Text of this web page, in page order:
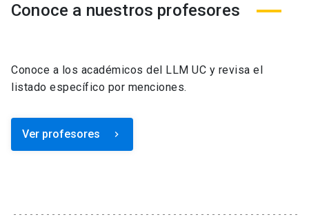
Conoce a nuestros profesores
Conoce a los académicos del LLM UC y revisa el
listado específico por menciones.
Ver profesores keyboard_arrow_right